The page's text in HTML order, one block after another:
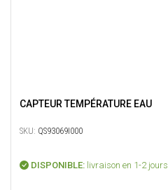
CAPTEUR TEMPÉRATURE EAU
SKU: QS93069I000
DISPONIBLE: livraison en 1-2 jours